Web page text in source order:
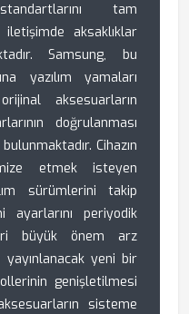
tam
aksaklıklar
Samsung, bu
yazılım yamaları
aksesuarların
doğrulanması
Cihazın
etmek isteyen
sürümlerini takip
periyodik
büyük önem arz
yayınlanacak yeni bir
genişletilmesi
sisteme